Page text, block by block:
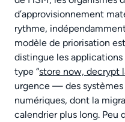
d’approvisionnement
rythme,
modèle de priorisation
distingue les
type “store now, decrypt
urgence — des systèmes
numériques, dont la
calendrier plus long. Peu